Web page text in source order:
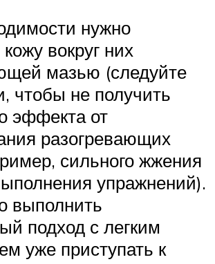
нужно
вокруг них
мазью (следуйте
чтобы не получить
эффекта от
разогревающих
сильного жжения
упражнений).
выполнить
подход с легким
уже приступать к